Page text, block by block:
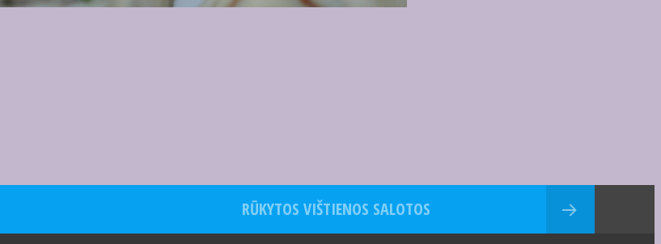
RŪKYTOS VIŠTIENOS SALOTOS